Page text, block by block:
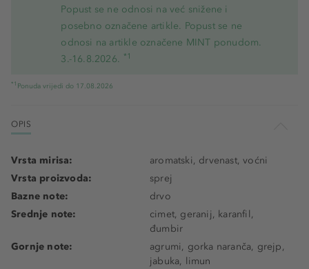
Popust se ne odnosi na već snižene i
posebno označene artikle. Popust se ne
odnosi na artikle označene MINT ponudom.
3.-16.8.2026. *1
*1 Ponuda vrijedi do 17.08.2026
OPIS
Vrsta mirisa:
aromatski, drvenast, voćni
Vrsta proizvoda:
sprej
Bazne note:
drvo
Srednje note:
cimet, geranij, karanfil,
đumbir
Gornje note:
agrumi, gorka naranča, grejp,
jabuka, limun